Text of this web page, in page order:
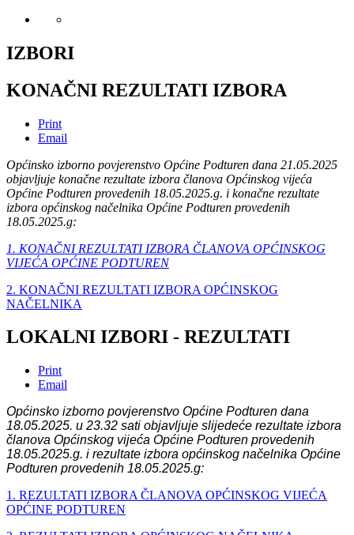
IZBORI
KONAČNI REZULTATI IZBORA
Print
Email
Općinsko izborno povjerenstvo Općine Podturen dana 21.05.2025
objavljuje konačne rezultate izbora članova Općinskog vijeća
Općine Podturen provedenih 18.05.2025.g. i konačne rezultate
izbora općinskog načelnika Općine Podturen provedenih
18.05.2025.g:
1. KONAČNI REZULTATI IZBORA ČLANOVA OPĆINSKOG
VIJEĆA OPĆINE PODTUREN
2. KONAČNI REZULTATI IZBORA OPĆINSKOG
NAČELNIKA
LOKALNI IZBORI - REZULTATI
Print
Email
Općinsko izborno povjerenstvo Općine Podturen dana
18.05.2025. u 23.32 sati objavljuje slijedeće rezultate izbora
članova Općinskog vijeća Općine Podturen provedenih
18.05.2025.g. i rezultate izbora općinskog načelnika Općine
Podturen provedenih 18.05.2025.g:
1. REZULTATI IZBORA ČLANOVA OPĆINSKOG VIJEĆA
OPĆINE PODTUREN